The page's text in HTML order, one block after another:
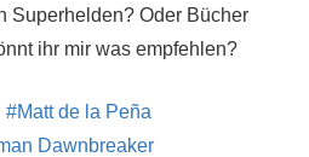
Superhelden? Oder Bücher
ihr mir was empfehlen?
Matt de la Peña
Dawnbreaker